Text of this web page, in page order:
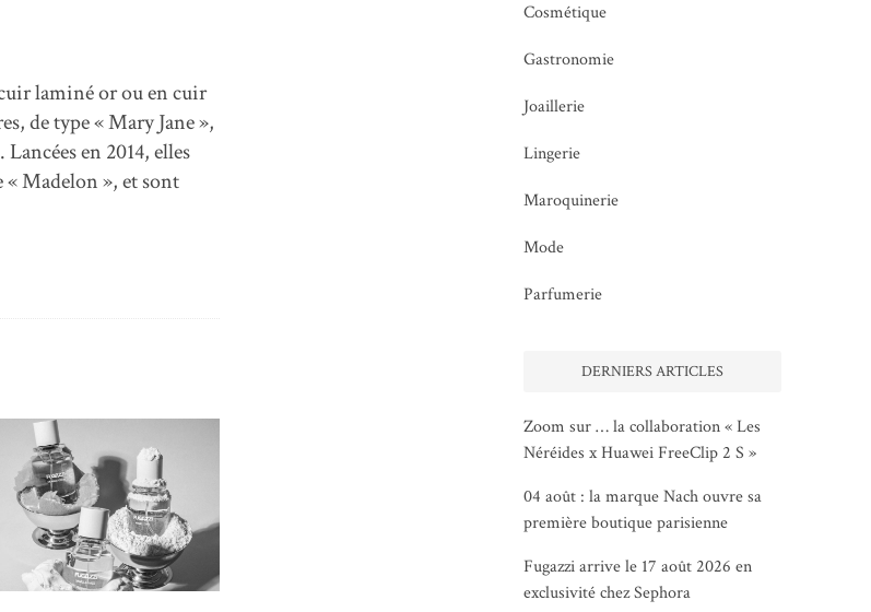
laminé or ou en cuir
de type « Mary Jane »,
en 2014, elles
Madelon », et sont
Cosmétique
Gastronomie
Joaillerie
Lingerie
Maroquinerie
Mode
Parfumerie
DERNIERS ARTICLES
Zoom sur … la collaboration « Les
Néréides x Huawei FreeClip 2 S »
04 août : la marque Nach ouvre sa
première boutique parisienne
Fugazzi arrive le 17 août 2026 en
exclusivité chez Sephora